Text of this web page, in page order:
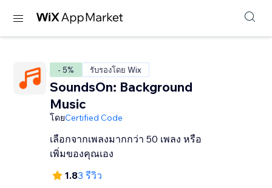
- 5% รับรองโดย Wix
SoundsOn: Background
Music
โดยCertified Code
เลือกจากเพลงมากกว่า 50 เพลง หรือ
เพิ่มของคุณเอง
1.83 รีวิว